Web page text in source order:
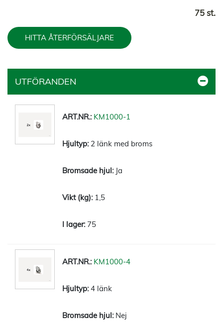
75 st.
HITTA ÅTERFÖRSÄLJARE
UTFÖRANDEN
KM1000-1
2 länk med broms
Ja
1,5
75
KM1000-4
4 länk
Nej